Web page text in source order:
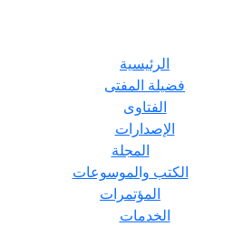
الرئيسية
فضيلة المفتى
الفتاوى
الإصدارات
المجلة
الكتب والموسوعات
المؤتمرات
الخدمات